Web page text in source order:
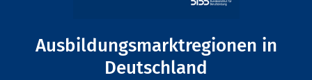
Ausbildungsmarktregionen in
Deutschland